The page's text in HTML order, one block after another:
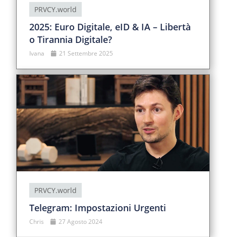
PRVCY.world
2025: Euro Digitale, eID & IA – Libertà
o Tirannia Digitale?
Ivana 21 Settembre 2025
PRVCY.world
Telegram: Impostazioni Urgenti
Chris 27 Agosto 2024